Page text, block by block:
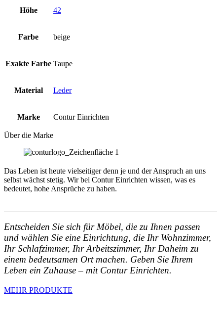
Höhe 42
Farbe beige
Exakte Farbe Taupe
Material Leder
Marke Contur Einrichten
Über die Marke
Das Leben ist heute vielseitiger denn je und der Anspruch an uns
selbst wächst stetig. Wir bei Contur Einrichten wissen, was es
bedeutet, hohe Ansprüche zu haben.
Entscheiden Sie sich für Möbel, die zu Ihnen passen
und wählen Sie eine Einrichtung, die Ihr Wohnzimmer,
Ihr Schlafzimmer, Ihr Arbeitszimmer, Ihr Daheim zu
einem bedeutsamen Ort machen. Geben Sie Ihrem
Leben ein Zuhause – mit Contur Einrichten.
MEHR PRODUKTE